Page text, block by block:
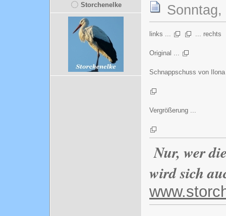
Storchenelke
links ... ... rechts
Original ...
Schnappschuss von
Vergrößerung ...
Nur, wer
wird sich